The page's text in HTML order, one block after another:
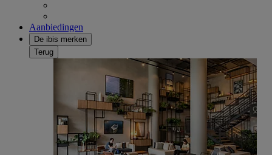
Aanbiedingen
De ibis merken
Terug